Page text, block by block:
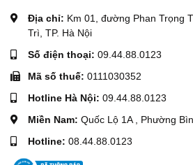
Địa chỉ: Km 01, đường Phan Trọng
Trì, TP. Hà Nội
Số điện thoại: 09.44.88.0123
Mã số thuế: 0111030352
Hotline Hà Nội: 09.44.88.0123
Miền Nam: Quốc Lộ 1A , Phường
Hotline: 08.44.88.0123